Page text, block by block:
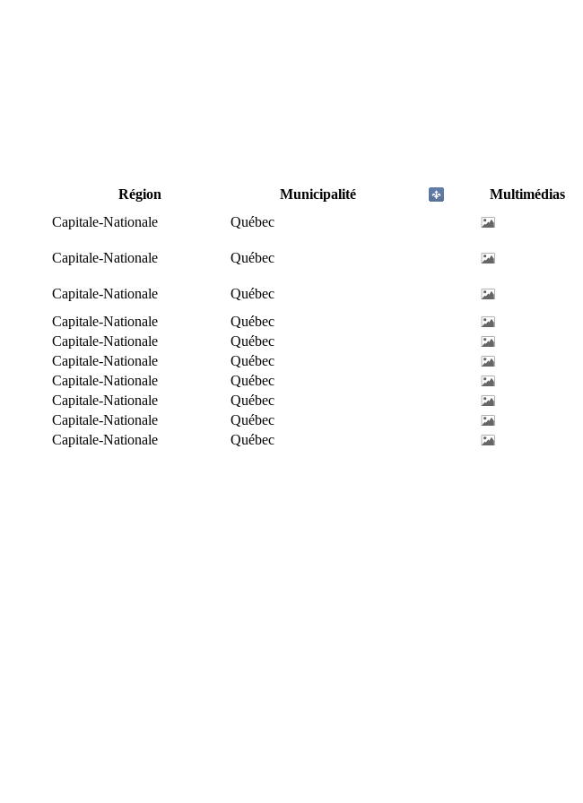
Région Municipalité
Multimédias
Capitale-Nationale
Québec
Capitale-Nationale
Québec
Capitale-Nationale
Québec
Capitale-Nationale
Québec
Capitale-Nationale
Québec
Capitale-Nationale
Québec
Capitale-Nationale
Québec
Capitale-Nationale
Québec
Capitale-Nationale
Québec
Capitale-Nationale Québec